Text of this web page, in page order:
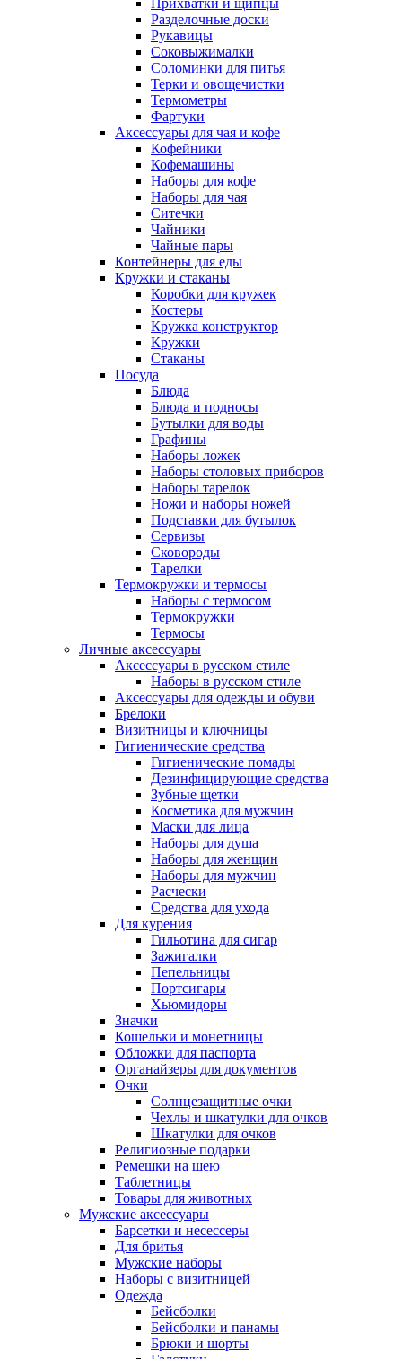
Разделочные доски
Рукавицы
Соковыжималки
Соломинки для питья
Терки и овощечистки
Термометры
Фартуки
Аксессуары для чая и кофе
Кофейники
Кофемашины
Наборы для кофе
Наборы для чая
Ситечки
Чайники
Чайные пары
Контейнеры для еды
Кружки и стаканы
Коробки для кружек
Костеры
Кружка конструктор
Кружки
Стаканы
Посуда
Блюда
Блюда и подносы
Бутылки для воды
Графины
Наборы ложек
Наборы столовых приборов
Наборы тарелок
Ножи и наборы ножей
Подставки для бутылок
Сервизы
Сковороды
Тарелки
Термокружки и термосы
Наборы с термосом
Термокружки
Термосы
Личные аксессуары
Аксессуары в русском стиле
Наборы в русском стиле
Аксессуары для одежды и обуви
Брелоки
Визитницы и ключницы
Гигиенические средства
Гигиенические помады
Дезинфицирующие средства
Зубные щетки
Косметика для мужчин
Маски для лица
Наборы для душа
Наборы для женщин
Наборы для мужчин
Расчески
Средства для ухода
Для курения
Гильотина для сигар
Зажигалки
Пепельницы
Портсигары
Хьюмидоры
Значки
Кошельки и монетницы
Обложки для паспорта
Органайзеры для документов
Очки
Солнцезащитные очки
Чехлы и шкатулки для очков
Шкатулки для очков
Религиозные подарки
Ремешки на шею
Таблетницы
Товары для животных
Мужские аксессуары
Барсетки и несессеры
Для бритья
Мужские наборы
Наборы с визитницей
Одежда
Бейсболки
Бейсболки и панамы
Брюки и шорты